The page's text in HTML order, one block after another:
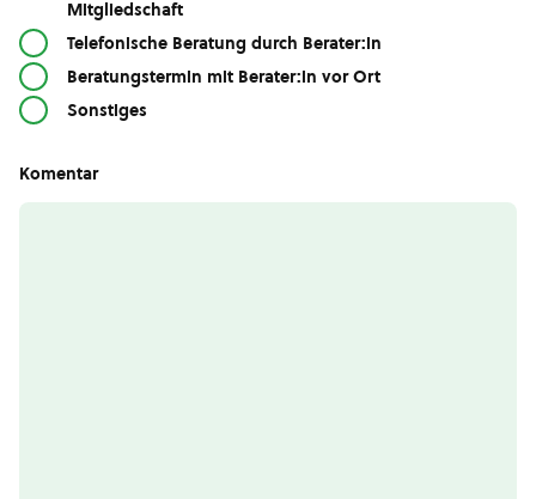
Mitgliedschaft
Telefonische Beratung durch Berater:in
Beratungstermin mit Berater:in vor Ort
Sonstiges
Komentar